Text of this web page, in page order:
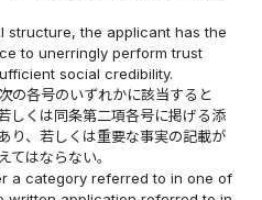
structure, the applicant has the
to unerringly perform trust
social credibility.
の各号のいずれかに該当すると
しくは同条第二項各号に掲げる添
り、若しくは重要な事実の記載が
てはならない。
a category referred to in one of